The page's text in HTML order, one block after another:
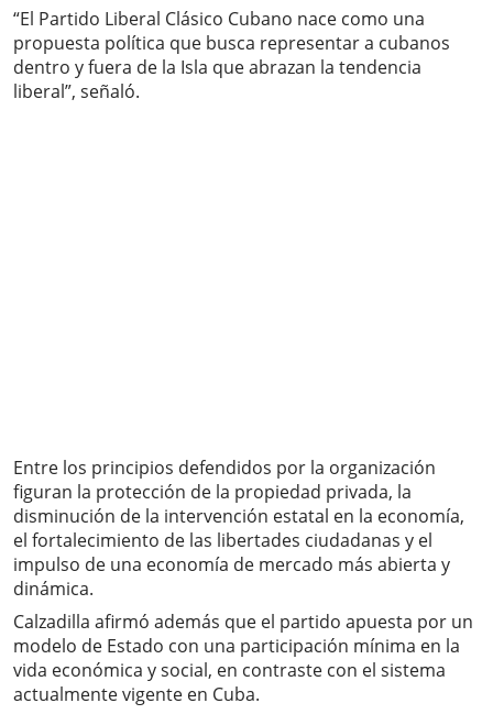
“El Partido Liberal Clásico Cubano nace como una
propuesta política que busca representar a cubanos
dentro y fuera de la Isla que abrazan la tendencia
liberal”, señaló.
Entre los principios defendidos por la organización
figuran la protección de la propiedad privada, la
disminución de la intervención estatal en la economía,
el fortalecimiento de las libertades ciudadanas y el
impulso de una economía de mercado más abierta y
dinámica.
Calzadilla afirmó además que el partido apuesta por un
modelo de Estado con una participación mínima en la
vida económica y social, en contraste con el sistema
actualmente vigente en Cuba.